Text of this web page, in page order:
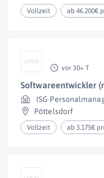
Vollzeit ab 46.200€
vor 30+ T
Softwareentwickler
ISG
Pöttelsdorf
Vollzeit ab 3.175€